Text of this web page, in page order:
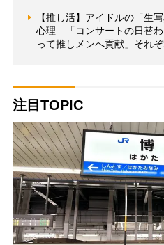
【推し活】アイドルの「生
心理 「コンサートの日替
って推しメンへ貢献」それ
注目TOPIC